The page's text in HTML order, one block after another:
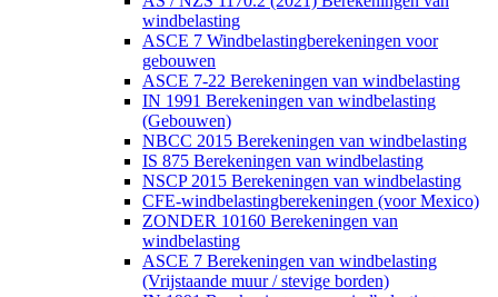
windbelasting
ASCE 7 Windbelastingberekeningen voor
gebouwen
ASCE 7-22 Berekeningen van windbelasting
IN 1991 Berekeningen van windbelasting
(Gebouwen)
NBCC 2015 Berekeningen van windbelasting
IS 875 Berekeningen van windbelasting
NSCP 2015 Berekeningen van windbelasting
CFE-windbelastingberekeningen (voor Mexico)
ZONDER 10160 Berekeningen van
windbelasting
ASCE 7 Berekeningen van windbelasting
(Vrijstaande muur / stevige borden)